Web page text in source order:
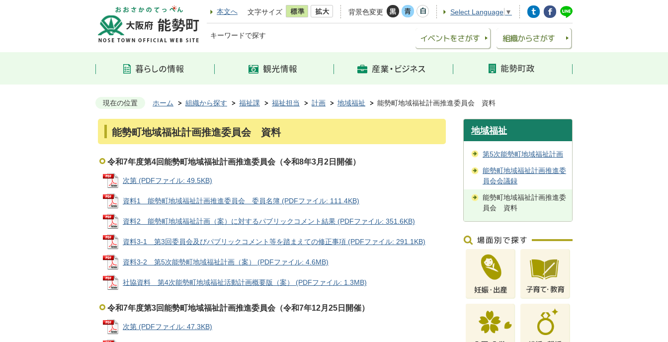
本文へ 文字サイズ 背景色変更 Select Language ▼
キーワードで探す
現在の位置 ホーム 組織から探す 福祉課 福祉担当 計画 地域福祉 能勢町地域福祉計画推進委員会 資料
能勢町地域福祉計画推進委員会 資料
令和7年度第4回能勢町地域福祉計画推進委員会（令和8年3月2日開催）
次第 (PDFファイル: 49.5KB)
資料1 能勢町地域福祉計画推進委員会 委員名簿 (PDFファイル: 111.4KB)
資料2 能勢町地域福祉計画（案）に対するパブリックコメント結果 (PDFファイル: 351.6KB)
資料3-1 第3回委員会及びパブリックコメント等を踏まえての修正事項 (PDFファイル: 291.1KB)
資料3-2 第5次能勢町地域福祉計画（案） (PDFファイル: 4.6MB)
社協資料 第4次能勢町地域福祉活動計画概要版（案） (PDFファイル: 1.3MB)
令和7年度第3回能勢町地域福祉計画推進委員会（令和7年12月25日開催）
次第 (PDFファイル: 47.3KB)
地域福祉
第5次能勢町地域福祉計画
能勢町地域福祉計画推進委
員会会議録
能勢町地域福祉計画推進委
員会 資料